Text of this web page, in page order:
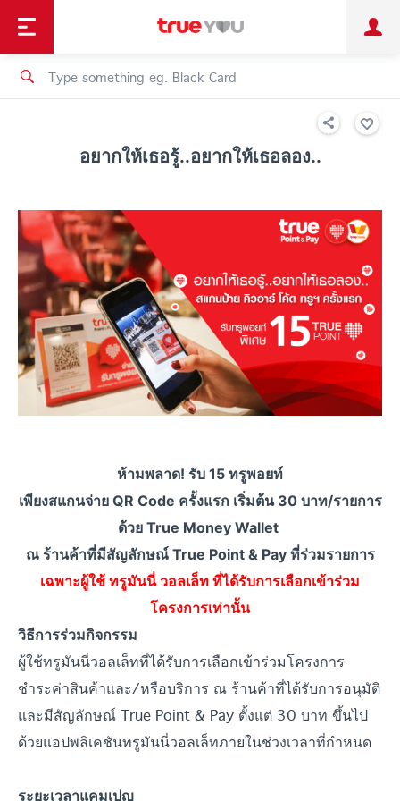
Personal Business
Shopping
เทรนด์เทคโนโลยี
อยากให้เธอรู้..อยากให้เธอลอง..
ห้ามพลาด! รับ 15 ทรูพอยท์
เพียงสแกนจ่าย QR Code ครั้งแรก เริ่มต้น 30 บาท/รายการ
ด้วย True Money Wallet
ณ ร้านค้าที่มีสัญลักษณ์ True Point & Pay ที่ร่วมรายการ
เฉพาะผู้ใช้ ทรูมันนี่ วอลเล็ท ที่ได้รับการเลือกเข้าร่วม
โครงการเท่านั้น
วิธีการร่วมกิจกรรม
ผู้ใช้ทรูมันนี่วอลเล็ทที่ได้รับการเลือกเข้าร่วมโครงการ
ชำระค่าสินค้าและ/หรือบริการ ณ ร้านค้าที่ได้รับการอนุมัติ
และมีสัญลักษณ์ True Point & Pay ตั้งแต่ 30 บาท ขึ้นไป
ด้วยแอปพลิเคชันทรูมันนี่วอลเล็ทภายในช่วงเวลาที่กำหนด
ระยะเวลาแคมเปญ